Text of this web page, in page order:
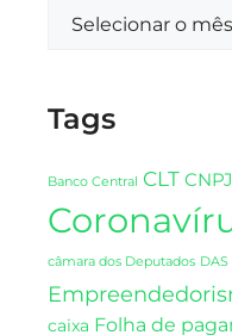
Tags
Banco Central CLT CNPJ
câmara dos Deputados DAS
caixa Folha de